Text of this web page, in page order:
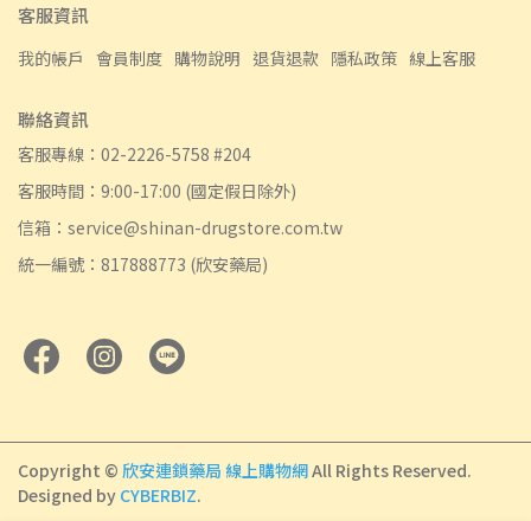
客服資訊
我的帳戶 會員制度 購物說明 退貨退款 隱私政策 線上客服
聯絡資訊
客服專線：02-2226-5758 #204
客服時間：9:00-17:00 (國定假日除外)
信箱：service@shinan-drugstore.com.tw
統一編號：817888773 (欣安藥局)
Copyright © 欣安連鎖藥局 線上購物網All Rights Reserved.
Designed by CYBERBIZ.